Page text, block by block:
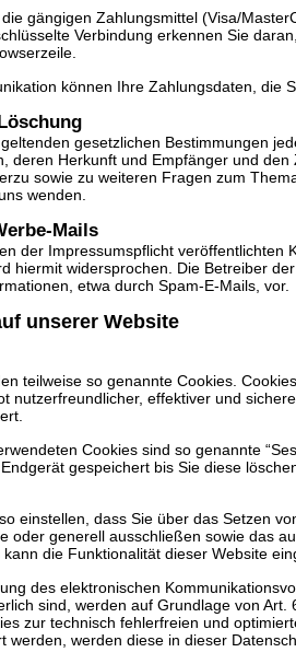
gängigen Zahlungsmittel (Visa/
Verbindung erkennen Sie
können Ihre Zahlungsdaten, die
gesetzlichen Bestimmungen
deren Herkunft und Empfänger und
sowie zu weiteren Fragen zum
wenden.
Mails
der Impressumspflicht
hiermit widersprochen. Die Betreiber
etwa durch Spam-E-Mails, vor.
unserer Website
teilweise so genannte Cookies.
nutzerfreundlicher, effektiver und
Cookies sind so genannte
gespeichert bis Sie diese
einstellen, dass Sie über das Setzen
oder generell ausschließen sowie das
die Funktionalität dieser Website
des elektronischen
sind, werden auf Grundlage von
zur technisch fehlerfreien und
werden, werden diese in dieser